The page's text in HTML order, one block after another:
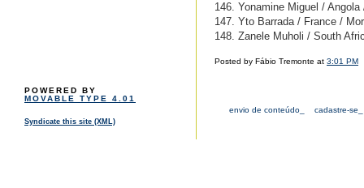
POWERED BY
MOVABLE TYPE 4.01
Syndicate this site (XML)
146. Yonamine Miguel /
147. Yto Barrada / France /
148. Zanele Muholi / South
Posted by Fábio Tremonte at 3:01 PM
envio de conteúdo_ cadastre-se_